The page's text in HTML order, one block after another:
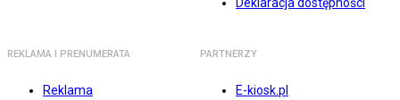
REKLAMA I PRENUMERATA
Reklama
PARTNERZY
E-kiosk.pl